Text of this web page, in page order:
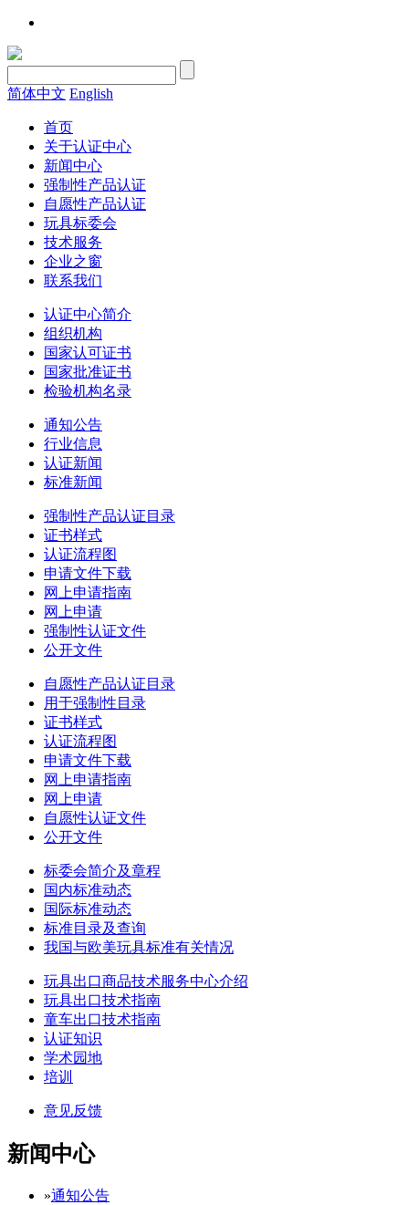
简体中文 English
首页
关于认证中心
新闻中心
强制性产品认证
自愿性产品认证
玩具标委会
技术服务
企业之窗
联系我们
认证中心简介
组织机构
国家认可证书
国家批准证书
检验机构名录
通知公告
行业信息
认证新闻
标准新闻
强制性产品认证目录
证书样式
认证流程图
申请文件下载
网上申请指南
网上申请
强制性认证文件
公开文件
自愿性产品认证目录
用于强制性目录
证书样式
认证流程图
申请文件下载
网上申请指南
网上申请
自愿性认证文件
公开文件
标委会简介及章程
国内标准动态
国际标准动态
标准目录及查询
我国与欧美玩具标准有关情况
玩具出口商品技术服务中心介绍
玩具出口技术指南
童车出口技术指南
认证知识
学术园地
培训
意见反馈
新闻中心
»通知公告